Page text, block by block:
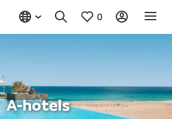
0
A-hotels